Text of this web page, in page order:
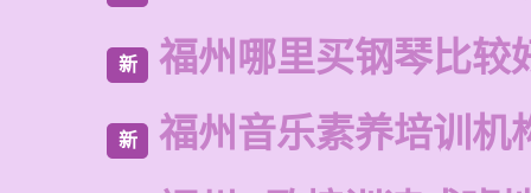
新 福州哪里买钢琴比较
新 福州音乐素养培训机